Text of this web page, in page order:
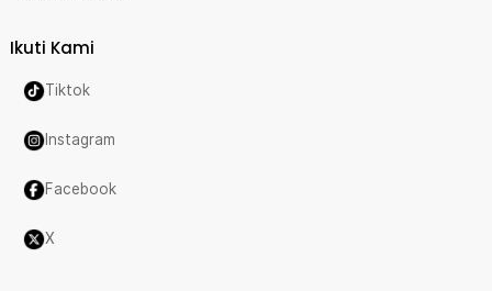
Ikuti Kami
Tiktok
Instagram
Facebook
X